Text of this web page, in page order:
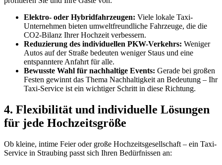
Elektro- oder Hybridfahrzeugen: Viele lokale Taxi-
Unternehmen bieten umweltfreundliche Fahrzeuge, die die
CO2-Bilanz Ihrer Hochzeit verbessern.
Reduzierung des individuellen PKW-Verkehrs: Weniger
Autos auf der Straße bedeuten weniger Staus und eine
entspanntere Anfahrt für alle.
Bewusste Wahl für nachhaltige Events: Gerade bei großen
Festen gewinnt das Thema Nachhaltigkeit an Bedeutung – Ihr
Taxi-Service ist ein wichtiger Schritt in diese Richtung.
4. Flexibilität und individuelle Lösungen
für jede Hochzeitsgröße
Ob kleine, intime Feier oder große Hochzeitsgesellschaft – ein Taxi-
Service in Straubing passt sich Ihren Bedürfnissen an: